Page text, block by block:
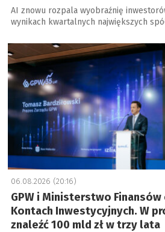
AI znowu rozpala wyobraźnię
wynikach kwartalnych największych
a
06.08.2026 (20:16)
GPW i Ministerstwo
Kontach Inwestycyjnych. W
znaleźć 100 mld zł w trzy lata